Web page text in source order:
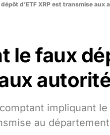
d’ETF XRP est transmise aux
le faux
impliquant
au